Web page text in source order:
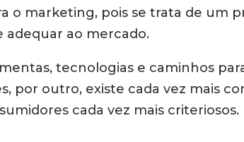
o marketing, pois se trata de um
adequar ao mercado.
tecnologias e caminhos
por outro, existe cada vez mais
cada vez mais criteriosos.